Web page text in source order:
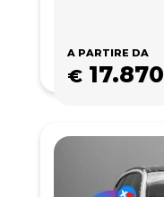
A PARTIRE DA
€ 17.870